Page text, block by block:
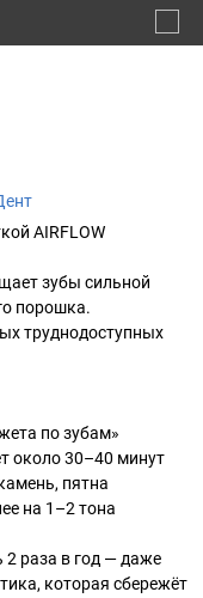
AIRFLOW
зубы сильной
порошка.
труднодоступных
по зубам»
около 30–40 минут
пятна
на 1–2 тона
2 раза в год — даже
которая сбережёт